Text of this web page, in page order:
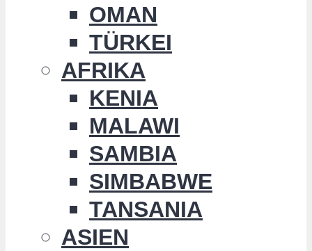
OMAN
TÜRKEI
AFRIKA
KENIA
MALAWI
SAMBIA
SIMBABWE
TANSANIA
ASIEN